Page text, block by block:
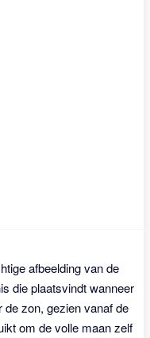
afbeelding van de
die plaatsvindt wanneer
zon, gezien vanaf de
om de volle maan zelf